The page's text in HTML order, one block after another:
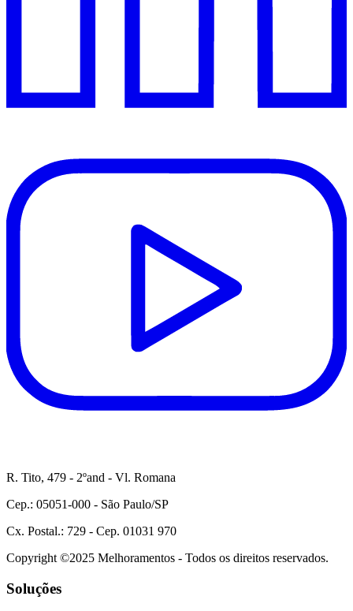
R. Tito, 479 - 2ºand - Vl. Romana
Cep.: 05051-000 - São Paulo/SP
Cx. Postal.: 729 - Cep. 01031 970
Copyright ©2025 Melhoramentos - Todos os direitos reservados.
Soluções